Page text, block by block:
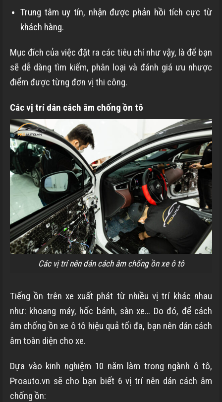
Trung tâm uy tín, nhận được phản hồi tích cực từ
khách hàng.
Mục đích của việc đặt ra các tiêu chí như vậy, là để bạn
sẽ dễ dàng tìm kiếm, phân loại và đánh giá ưu nhược
điểm được từng đơn vị thi công.
Các vị trí dán cách âm chống ồn tô
Các vị trí nên dán cách âm chống ồn xe ô tô
Tiếng ồn trên xe xuất phát từ nhiều vị trí khác nhau
như: khoang máy, hốc bánh, sàn xe… Do đó, để cách
âm chống ồn xe ô tô hiệu quả tối đa, bạn nên dán cách
âm toàn diện cho xe.
Dựa vào kinh nghiệm 10 năm làm trong ngành ô tô,
Proauto.vn sẽ cho bạn biết 6 vị trí nên dán cách âm
chống ồn: